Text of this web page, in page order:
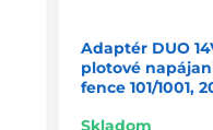
Adaptér DUO
plotové
fence 101/1001,